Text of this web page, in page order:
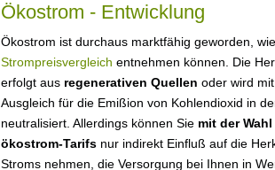
Ökostrom - Entwicklung
Ökostrom ist durchaus marktfähig geworden,
Strompreisvergleich entnehmen können. Die
erfolgt aus regenerativen Quellen oder wird
Ausgleich für die Emißion von Kohlendioxid in
neutralisiert. Allerdings können Sie mit der
ökostrom-Tarifs nur indirekt Einfluß auf die
Stroms nehmen, die Versorgung bei Ihnen in